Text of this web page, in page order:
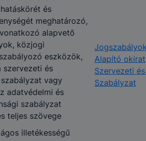
egység: A
alapított
a
ellátó
amelyek
ő
szerinti
nem releváns
és
meghatározó,
alapvető
közjogi
eszközök,
szervezeti és
vagy
adatvédelmi és
szabályzat
teljes szövege
Alapító okirat
Szervezeti
Szabályzat
illetékességű